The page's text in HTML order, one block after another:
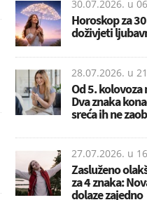
30.07.2026. u
Horoskop za
doživjeti
28.07.2026. u
Od 5. kolovoza
Dva znaka
sreća ih ne
27.07.2026. u
Zasluženo
za 4 znaka:
dolaze zajedno